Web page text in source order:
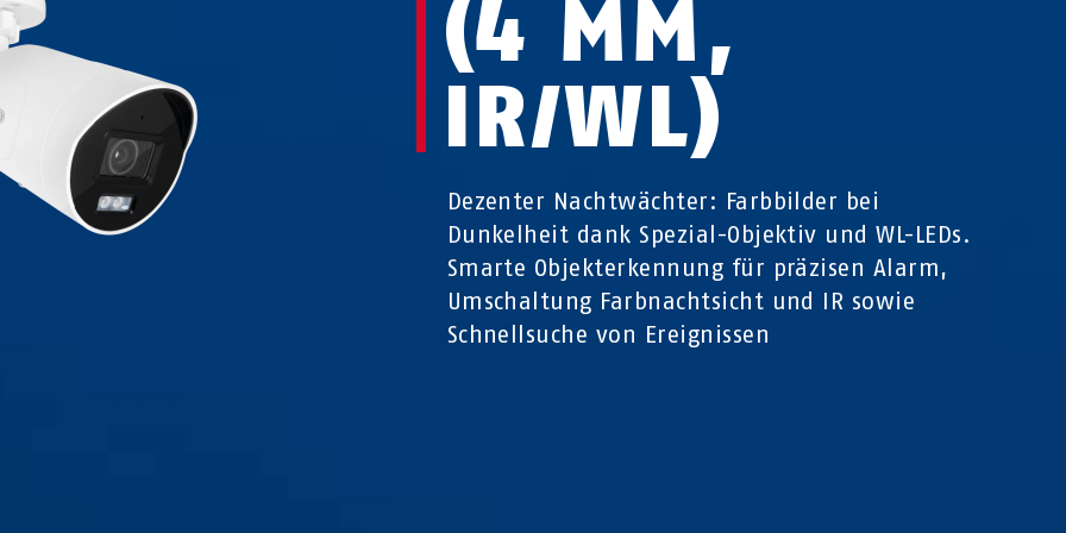
(4 MM,
IR/WL)
Dezenter Nachtwächter: Farbbilder bei
Dunkelheit dank Spezial-Objektiv und WL-LEDs.
Smarte Objekterkennung für präzisen Alarm,
Umschaltung Farbnachtsicht und IR sowie
Schnellsuche von Ereignissen